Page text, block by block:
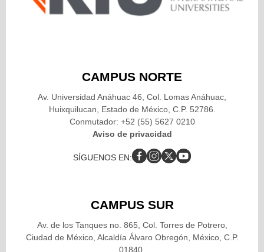
CAMPUS NORTE
Av. Universidad Anáhuac 46, Col. Lomas Anáhuac,
Huixquilucan, Estado de México, C.P. 52786.
Conmutador: +52 (55) 5627 0210
Aviso de privacidad
SÍGUENOS EN:
CAMPUS SUR
Av. de los Tanques no. 865, Col. Torres de Potrero,
Ciudad de México, Alcaldía Álvaro Obregón, México, C.P.
01840.